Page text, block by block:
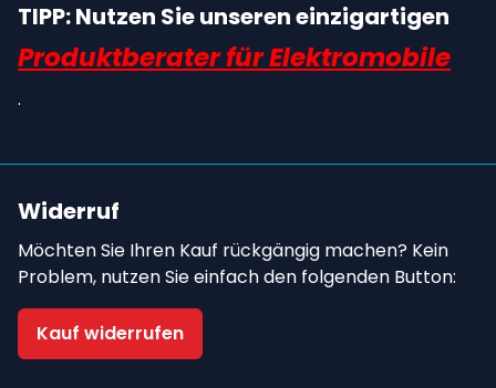
TIPP: Nutzen Sie unseren einzigartigen
Produktberater für Elektromobile
.
Widerruf
Möchten Sie Ihren Kauf rückgängig machen? Kein
Problem, nutzen Sie einfach den folgenden Button:
Kauf widerrufen